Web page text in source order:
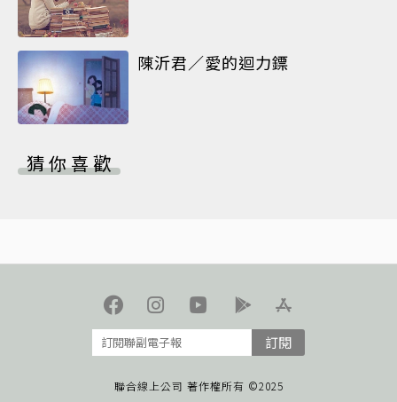
陳沂君／愛的迴力鏢
猜你喜歡
訂閱
聯合線上公司 著作權所有 ©2025